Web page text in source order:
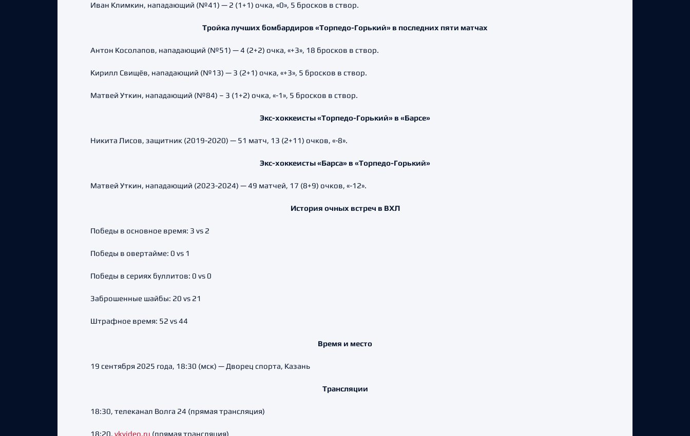
Иван Климкин, нападающий (№41) — 2 (1+1) очка, «0», 5 бросков в створ.
Тройка лучших бомбардиров «Торпедо-Горький» в последних пяти матчах
Антон Косолапов, нападающий (№51) — 4 (2+2) очка, «+3», 18 бросков в створ.
Кирилл Свищёв, нападающий (№13) — 3 (2+1) очка, «+3», 5 бросков в створ.
Матвей Уткин, нападающий (№84) – 3 (1+2) очка, «-1», 5 бросков в створ.
Экс-хоккеисты «Торпедо-Горький» в «Барсе»
Никита Лисов, защитник (2019-2020) — 51 матч, 13 (2+11) очков, «-8».
Экс-хоккеисты «Барса» в «Торпедо-Горький»
Матвей Уткин, нападающий (2023-2024) — 49 матчей, 17 (8+9) очков, «-12».
История очных встреч в ВХЛ
Победы в основное время: 3 vs 2
Победы в овертайме: 0 vs 1
Победы в сериях буллитов: 0 vs 0
Заброшенные шайбы: 20 vs 21
Штрафное время: 52 vs 44
Время и место
19 сентября 2025 года, 18:30 (мск) — Дворец спорта, Казань
Трансляции
18:30, телеканал Волга 24 (прямая трансляция)
18:20, vkvideo.ru (прямая трансляция)